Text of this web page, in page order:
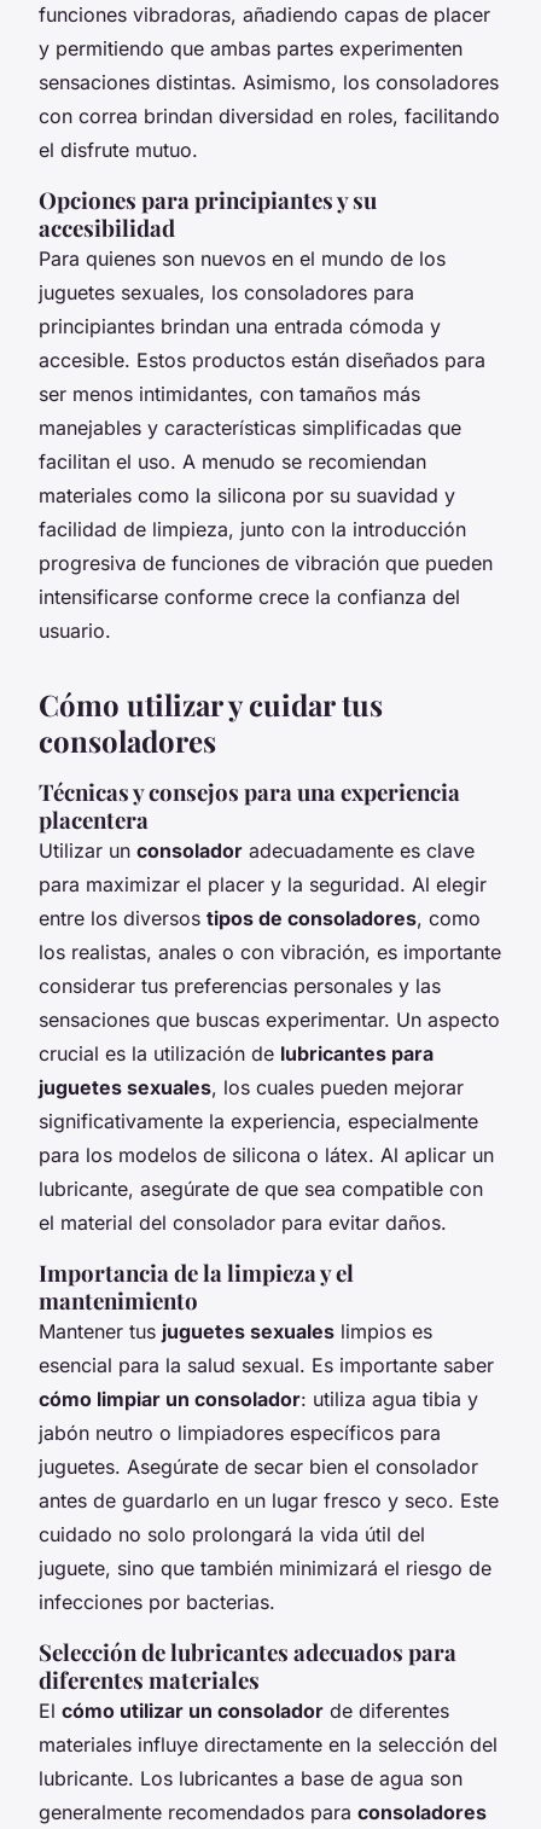
funciones vibradoras, añadiendo capas de placer
y permitiendo que ambas partes experimenten
sensaciones distintas. Asimismo, los consoladores
con correa brindan diversidad en roles, facilitando
el disfrute mutuo.
Opciones para principiantes y su
accesibilidad
Para quienes son nuevos en el mundo de los
juguetes sexuales, los consoladores para
principiantes brindan una entrada cómoda y
accesible. Estos productos están diseñados para
ser menos intimidantes, con tamaños más
manejables y características simplificadas que
facilitan el uso. A menudo se recomiendan
materiales como la silicona por su suavidad y
facilidad de limpieza, junto con la introducción
progresiva de funciones de vibración que pueden
intensificarse conforme crece la confianza del
usuario.
Cómo utilizar y cuidar tus
consoladores
Técnicas y consejos para una experiencia
placentera
Utilizar un consolador adecuadamente es clave
para maximizar el placer y la seguridad. Al elegir
entre los diversos tipos de consoladores, como
los realistas, anales o con vibración, es importante
considerar tus preferencias personales y las
sensaciones que buscas experimentar. Un aspecto
crucial es la utilización de lubricantes para
juguetes sexuales, los cuales pueden mejorar
significativamente la experiencia, especialmente
para los modelos de silicona o látex. Al aplicar un
lubricante, asegúrate de que sea compatible con
el material del consolador para evitar daños.
Importancia de la limpieza y el
mantenimiento
Mantener tus juguetes sexuales limpios es
esencial para la salud sexual. Es importante saber
cómo limpiar un consolador: utiliza agua tibia y
jabón neutro o limpiadores específicos para
juguetes. Asegúrate de secar bien el consolador
antes de guardarlo en un lugar fresco y seco. Este
cuidado no solo prolongará la vida útil del
juguete, sino que también minimizará el riesgo de
infecciones por bacterias.
Selección de lubricantes adecuados para
diferentes materiales
El cómo utilizar un consolador de diferentes
materiales influye directamente en la selección del
lubricante. Los lubricantes a base de agua son
generalmente recomendados para consoladores